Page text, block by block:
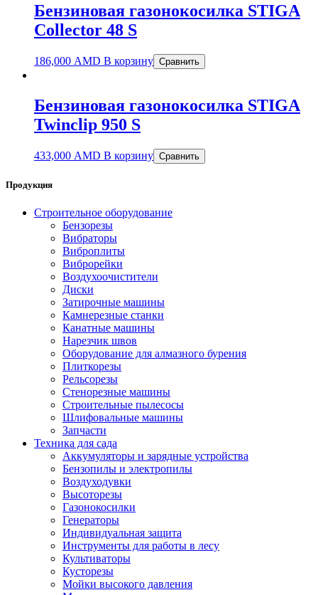
Бензиновая газонокосилка STIGA
Collector 48 S
186,000 AMD В корзину Сравнить
Бензиновая газонокосилка STIGA
Twinclip 950 S
433,000 AMD В корзину Сравнить
Продукция
Строительное оборудование
Бензорезы
Вибраторы
Виброплиты
Виброрейки
Воздухоочистители
Диски
Затирочные машины
Камнерезные станки
Канатные машины
Нарезчик швов
Оборудование для алмазного бурения
Плиткорезы
Рельсорезы
Стенорезные машины
Строительные пылесосы
Шлифовальные машины
Запчасти
Техника для сада
Аккумуляторы и зарядные устройства
Бензопилы и электропилы
Воздуходувки
Высоторезы
Газонокосилки
Генераторы
Индивидуальная защита
Инструменты для работы в лесу
Культиваторы
Кусторезы
Мойки высокого давления